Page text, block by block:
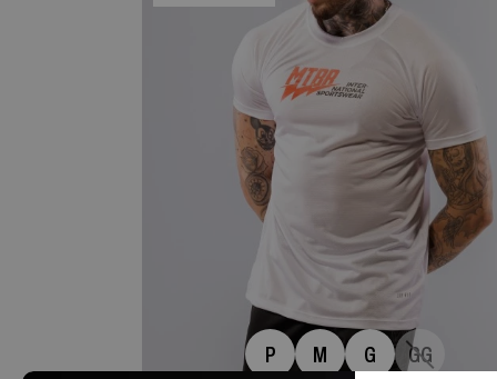
P M G GG